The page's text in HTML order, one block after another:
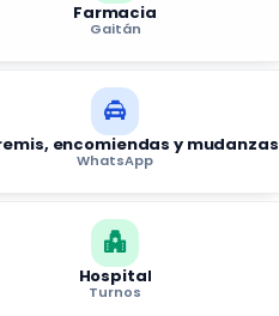
Farmacia
Gaitán
encomiendas y mudanzas
WhatsApp
Hospital
Turnos